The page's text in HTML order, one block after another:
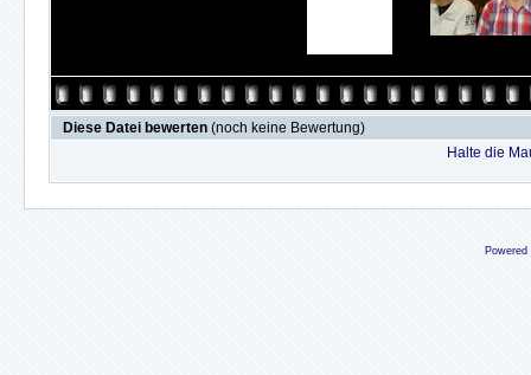
Diese Datei bewerten (noch keine Bewertung)
Halte die